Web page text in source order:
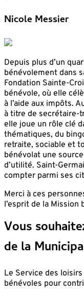
Nicole Messier
Depuis plus d’un
bénévolement dans
Fondation Sainte-
bénévole, où elle
à l’aide aux impôts.
à titre de secrétaire-
elle joue un rôle clé
thématiques, du
retraite, sociable et
bénévolat une
d’utilité. Saint-
compter parmi ses
Merci à ces
l’esprit de la Mission
Vous
de la
Le Service des
bénévoles pour